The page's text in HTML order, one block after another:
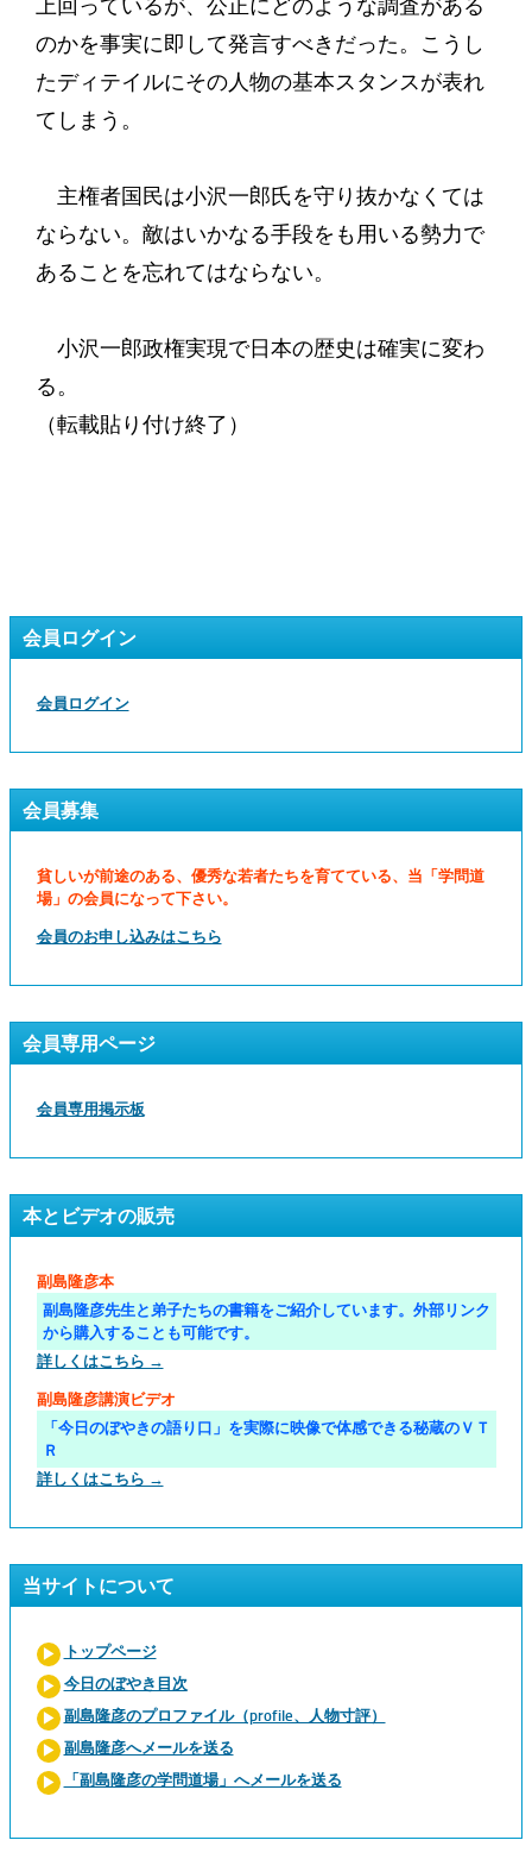
上回っているが、公正にどのような調査がある
のかを事実に即して発言すべきだった。こうし
たディテイルにその人物の基本スタンスが表れ
てしまう。
主権者国民は小沢一郎氏を守り抜かなくては
ならない。敵はいかなる手段をも用いる勢力で
あることを忘れてはならない。
小沢一郎政権実現で日本の歴史は確実に変わ
る。
（転載貼り付け終了）
会員ログイン
会員ログイン
会員募集
貧しいが前途のある、優秀な若者たちを育てている、当「学問道
場」の会員になって下さい。
会員のお申し込みはこちら
会員専用ページ
会員専用掲示板
本とビデオの販売
副島隆彦本
副島隆彦先生と弟子たちの書籍をご紹介しています。外部リンク
から購入することも可能です。
詳しくはこちら →
副島隆彦講演ビデオ
「今日のぼやきの語り口」を実際に映像で体感できる秘蔵のＶＴ
Ｒ
詳しくはこちら →
当サイトについて
トップページ
今日のぼやき目次
副島隆彦のプロファイル（profile、人物寸評）
副島隆彦へメールを送る
「副島隆彦の学問道場」へメールを送る